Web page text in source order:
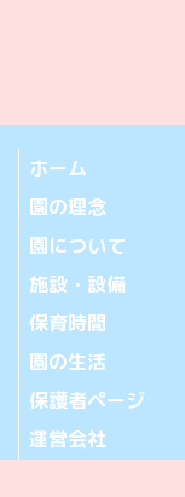
ホーム
園の理念
園について
施設・設備
保育時間
園の生活
保護者ページ
運営会社